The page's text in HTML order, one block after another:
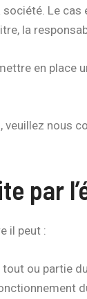
Le
la
en place
nous
par
il peut :
ou partie